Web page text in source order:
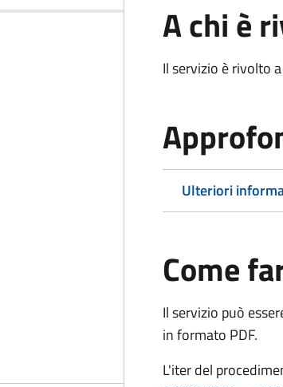
A chi è
Il servizio è rivolto
Ulteriori
Come
Il servizio può
in formato PDF.
L'iter del